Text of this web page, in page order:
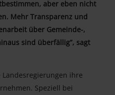
aber eben nicht
Mehr Transparenz und
über Gemeinde-,
sind überfällig”, sagt
ihre
Speziell bei